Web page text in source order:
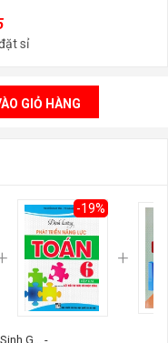
sỉ
GIỎ HÀNG
-19%
G... -